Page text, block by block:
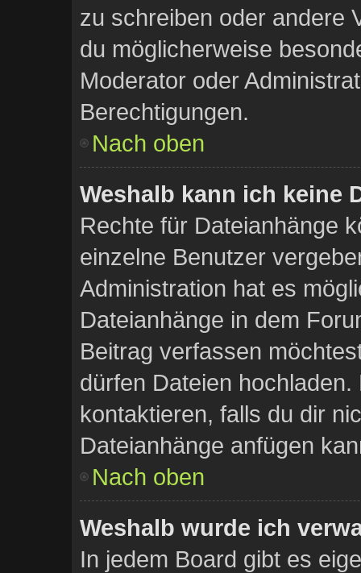
zu schreiben oder andere
du möglicherweise
Moderator oder
Berechtigungen.
Nach oben
Weshalb kann ich keine
Rechte für Dateianhänge
einzelne Benutzer
Administration hat es
Dateianhänge in dem
Beitrag verfassen
dürfen Dateien
kontaktieren, falls du dir
Dateianhänge anfügen
Nach oben
Weshalb wurde ich
In jedem Board gibt es